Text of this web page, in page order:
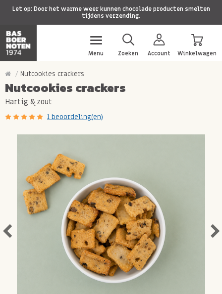
Let op: Door het warme weer kunnen chocolade producten smelten
tijdens verzending.
Menu Zoeken Account Winkelwagen
Nutcookies crackers
Nutcookies crackers
Hartig & zout
1 beoordeling(en)